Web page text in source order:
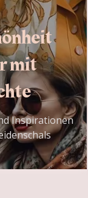
mit
Inspirationen